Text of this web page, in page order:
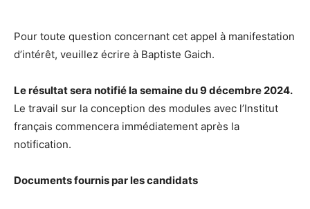
Pour toute question concernant cet appel à manifestation
d’intérêt, veuillez écrire à Baptiste Gaich.
Le résultat sera notifié la semaine du 9 décembre 2024.
Le travail sur la conception des modules avec l’Institut
français commencera immédiatement après la
notification.
Documents fournis par les candidats